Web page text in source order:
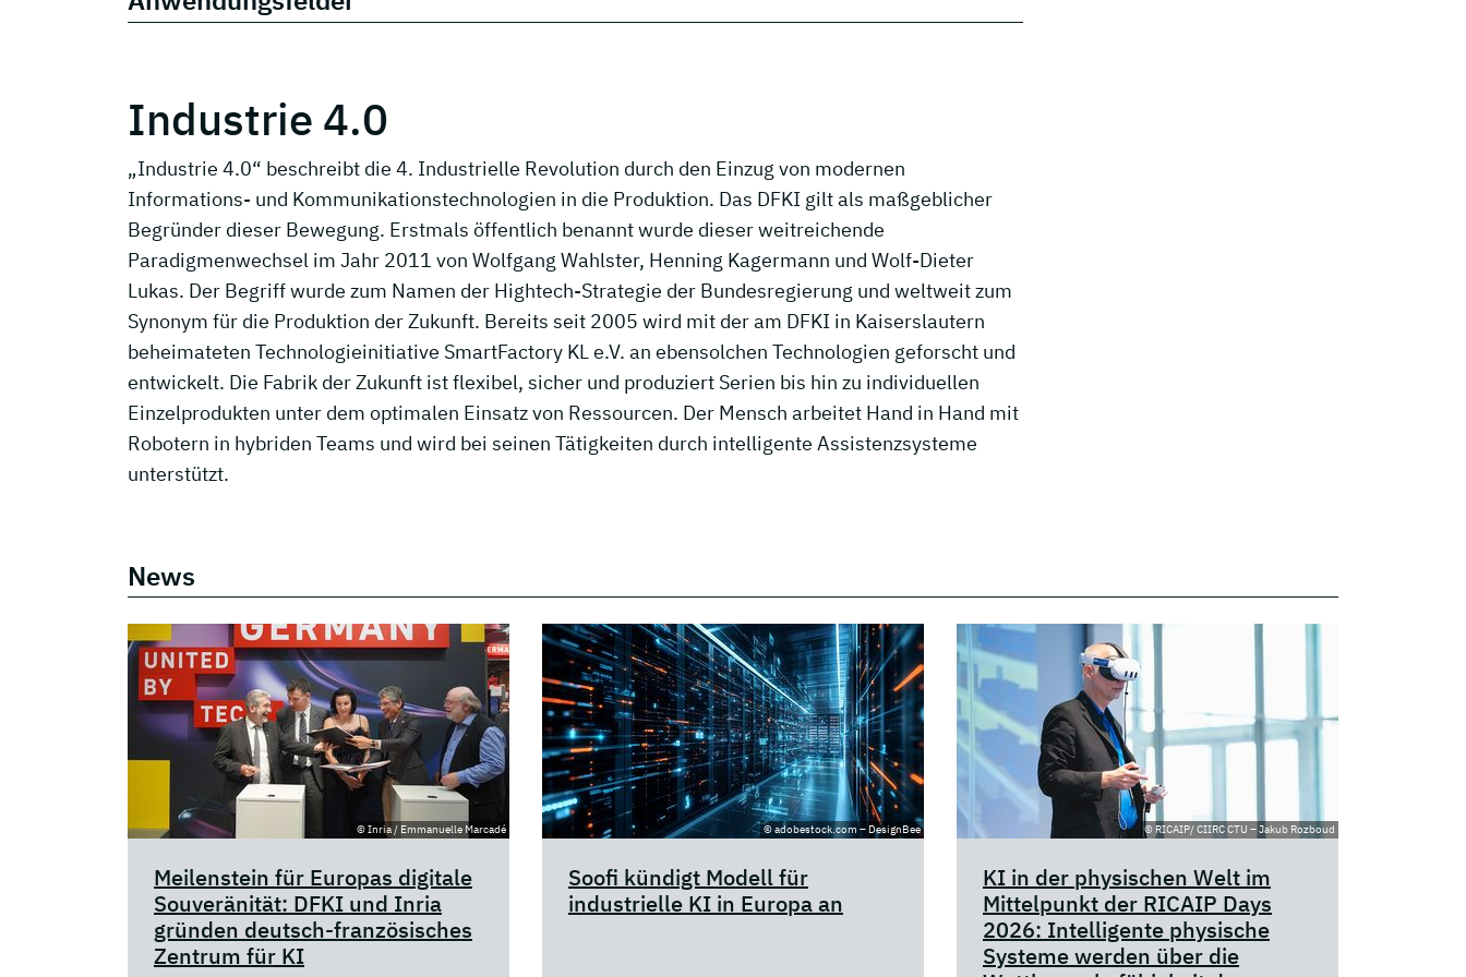
Industrie 4.0
„Industrie 4.0“ beschreibt die 4. Industrielle Revolution durch den Einzug von modernen
Informations- und Kommunikationstechnologien in die Produktion. Das DFKI gilt als maßgeblicher
Begründer dieser Bewegung. Erstmals öffentlich benannt wurde dieser weitreichende
Paradigmenwechsel im Jahr 2011 von Wolfgang Wahlster, Henning Kagermann und Wolf-Dieter
Lukas. Der Begriff wurde zum Namen der Hightech-Strategie der Bundesregierung und weltweit zum
Synonym für die Produktion der Zukunft. Bereits seit 2005 wird mit der am DFKI in Kaiserslautern
beheimateten Technologieinitiative SmartFactory KL e.V. an ebensolchen Technologien geforscht und
entwickelt. Die Fabrik der Zukunft ist flexibel, sicher und produziert Serien bis hin zu individuellen
Einzelprodukten unter dem optimalen Einsatz von Ressourcen. Der Mensch arbeitet Hand in Hand mit
Robotern in hybriden Teams und wird bei seinen Tätigkeiten durch intelligente Assistenzsysteme
unterstützt.
News
© Inria / Emmanuelle Marcadé
Meilenstein für Europas digitale
Souveränität: DFKI und Inria
gründen deutsch-französisches
Zentrum für KI
© adobestock.com – DesignBee
Soofi kündigt Modell für
industrielle KI in Europa an
© RICAIP/ CIIRC CTU – Jakub Rozboud
KI in der physischen Welt im
Mittelpunkt der RICAIP Days
2026: Intelligente physische
Systeme werden über die